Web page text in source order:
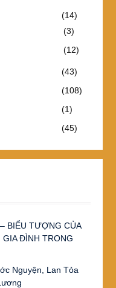
(14)
(3)
(12)
(43)
(108)
(1)
(45)
BIỂU TƯỢNG CỦA
GIA ĐÌNH TRONG
Nguyện, Lan Tỏa